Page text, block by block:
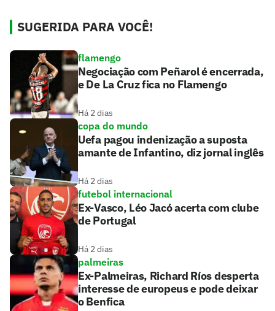
SUGERIDA PARA VOCÊ!
flamengo
Negociação com Peñarol é encerrada,
e De La Cruz fica no Flamengo
Há 2 dias
copa do mundo
Uefa pagou indenização a suposta
amante de Infantino, diz jornal inglês
Há 2 dias
futebol internacional
Ex-Vasco, Léo Jacó acerta com clube
de Portugal
Há 2 dias
palmeiras
Ex-Palmeiras, Richard Ríos desperta
interesse de europeus e pode deixar
o Benfica